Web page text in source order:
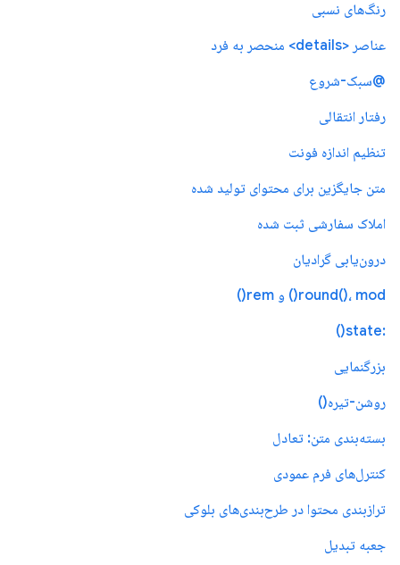
رنگ‌های نسبی
عناصر <details> منحصر به فرد
@سبک-شروع
رفتار انتقالی
تنظیم اندازه فونت
متن جایگزین برای محتوای تولید شده
املاک سفارشی ثبت شده
درون‌یابی گرادیان
round()، mod() و rem()
:state()
بزرگنمایی
روشن-تیره()
بسته‌بندی متن: تعادل
کنترل‌های فرم عمودی
ترازبندی محتوا در طرح‌بندی‌های بلوکی
جعبه تبدیل